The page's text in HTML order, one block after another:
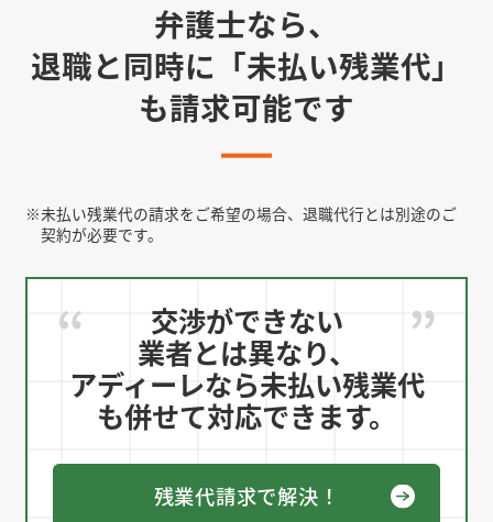
弁護士なら、
退職と同時に「未払い残業代」
も請求可能です
※未払い残業代の請求をご希望の場合、退職代行とは別途のご
契約が必要です。
交渉ができない
業者とは異なり、
アディーレなら未払い残業代
も併せて対応できます。
残業代請求で解決！